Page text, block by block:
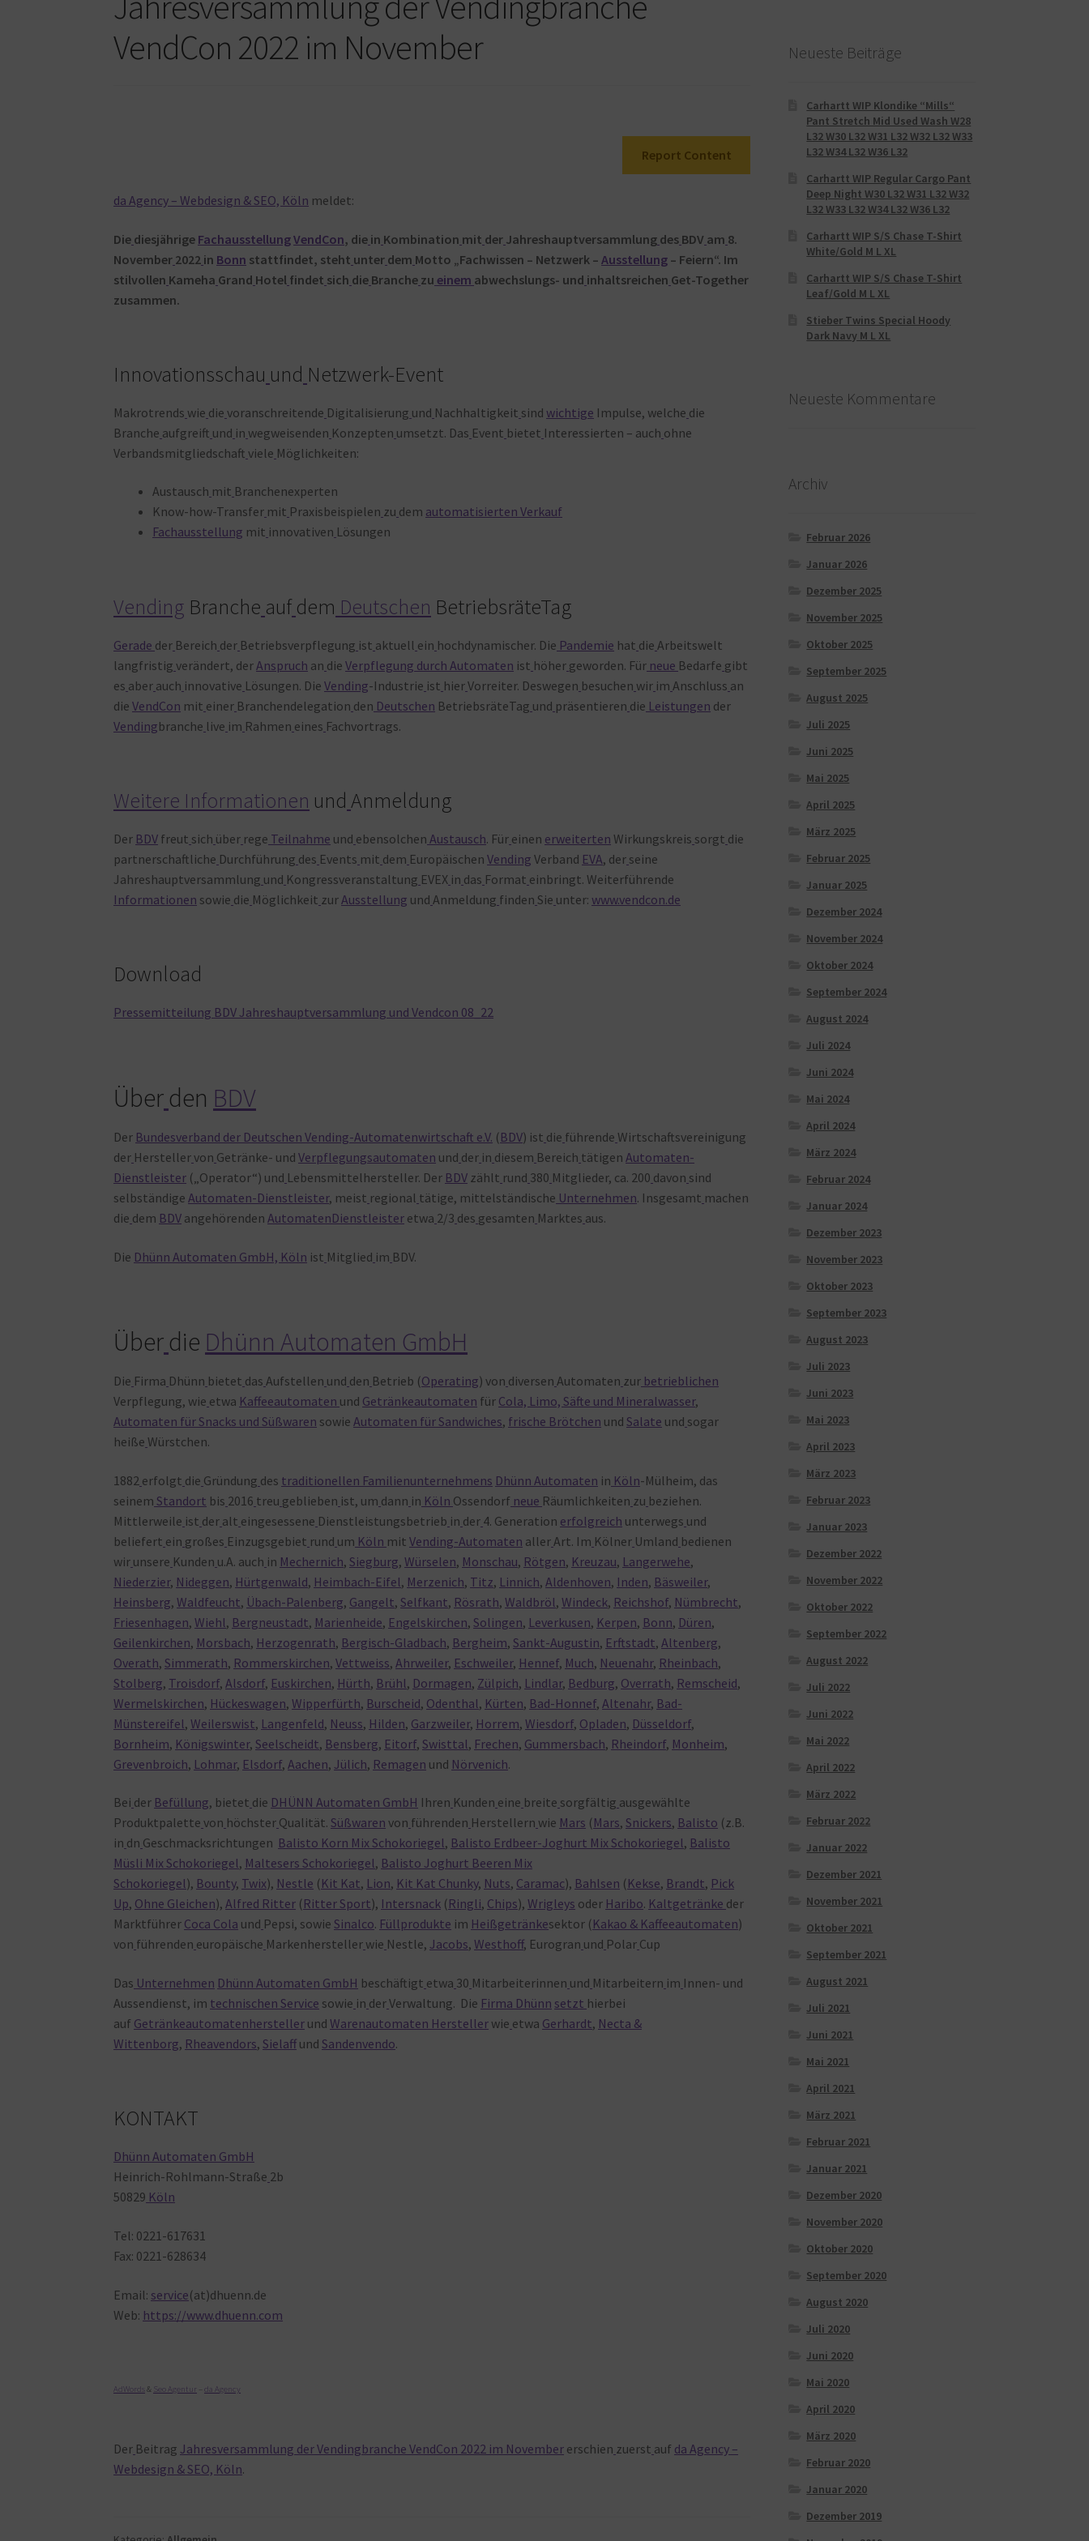
VendCon 2022 im November
Report Content
da Agency – Webdesign & SEO, Köln meldet:
Die diesjährige FachausstellungVendCon, die in Kombination mit der Jahreshauptversammlung des BDV am 8.
November 2022 in Bonn stattfindet, steht unter dem Motto „Fachwissen – Netzwerk –Ausstellung – Feiern“. Im
stilvollen Kameha Grand Hotel findet sich die Branche zu einem abwechslungs- und inhaltsreichen Get-Together
zusammen.
Innovationsschau und Netzwerk-Event
Makrotrends wie die voranschreitende Digitalisierung und Nachhaltigkeit sindwichtige Impulse, welche die
Branche aufgreift und in wegweisenden Konzepten umsetzt. Das Event bietet Interessierten – auch ohne
Verbandsmitgliedschaft viele Möglichkeiten:
Austausch mit Branchenexperten
Know-how-Transfer mit Praxisbeispielen zu dem automatisierten Verkauf
Fachausstellung mit innovativen Lösungen
Vending Branche auf dem Deutschen BetriebsräteTag
Gerade der Bereich der Betriebsverpflegung ist aktuell ein hochdynamischer. Die Pandemie hat die Arbeitswelt
langfristig verändert, derAnspruch an dieVerpflegung durch Automaten ist höher geworden. Für neue Bedarfe gibt
es aber auch innovative Lösungen. DieVending-Industrie ist hierVorreiter. Deswegen besuchen wir im Anschluss an
dieVendCon mit einer Branchendelegation den Deutschen BetriebsräteTag und präsentieren die Leistungen der
Vendingbranche live im Rahmen eines Fachvortrags.
Weitere Informationen und Anmeldung
Der BDV freut sich über rege Teilnahme und ebensolchen Austausch. Für einen erweiterten Wirkungskreis sorgt die
partnerschaftliche Durchführung des Events mit dem EuropäischenVending Verband EVA, der seine
Jahreshauptversammlung und Kongressveranstaltung EVEX in das Format einbringt. Weiterführende
Informationen sowie die Möglichkeit zurAusstellung und Anmeldung finden Sie unter:www.vendcon.de
Download
Pressemitteilung BDV Jahreshauptversammlung und Vendcon 08_22
Über den BDV
Der Bundesverband der Deutschen Vending-Automatenwirtschaft e.V. ( BDV) ist die führende Wirtschaftsvereinigung
der Herstellervon Getränke- undVerpflegungsautomaten und der in diesem Bereich tätigenAutomaten-
Dienstleister („Operator“) und Lebensmittelhersteller. Der BDV zählt rund 380 Mitglieder, ca. 200 davon sind
selbständigeAutomaten-Dienstleister, meist regional tätige, mittelständische Unternehmen. Insgesamt machen
die dem BDV angehörendenAutomatenDienstleister etwa 2/3 des gesamten Marktes aus.
Die Dhünn Automaten GmbH, Köln ist Mitglied im BDV.
Über die Dhünn Automaten GmbH
Die Firma Dhünn bietet das Aufstellen und den Betrieb (Operating) von diversen Automaten zur betrieblichen
Verpflegung, wie etwa Kaffeeautomaten und Getränkeautomaten für Cola, Limo, Säfte und Mineralwasser,
Automaten für Snacks und Süßwaren sowieAutomaten für Sandwiches, frische Brötchen undSalate und sogar
heiße Würstchen.
1882 erfolgt die Gründung des traditionellen Familienunternehmens Dhünn Automaten in Köln-Mülheim, das
seinem Standort bis 2016 treu geblieben ist, um dann in Köln Ossendorf neue Räumlichkeiten zu beziehen.
Mittlerweile ist der alt eingesessene Dienstleistungsbetrieb in der 4. Generation erfolgreich unterwegs und
beliefert ein großes Einzugsgebiet rund um Köln mitVending-Automaten aller Art. Im Kölner Umland bedienen
wir unsere Kunden u.A. auch in Mechernich,Siegburg,Würselen, Monschau, Rötgen, Kreuzau, Langerwehe,
Niederzier, Nideggen, Hürtgenwald, Heimbach-Eifel, Merzenich, Titz, Linnich,Aldenhoven, Inden, Bäsweiler,
Heinsberg,Waldfeucht, Übach-Palenberg, Gangelt,Selfkant, Rösrath,Waldbröl,Windeck, Reichshof, Nümbrecht,
Friesenhagen,Wiehl, Bergneustadt, Marienheide, Engelskirchen,Solingen, Leverkusen, Kerpen, Bonn, Düren,
Geilenkirchen, Morsbach, Herzogenrath, Bergisch-Gladbach, Bergheim,Sankt-Augustin, Erftstadt,Altenberg,
Overath,Simmerath, Rommerskirchen,Vettweiss,Ahrweiler, Eschweiler, Hennef, Much, Neuenahr, Rheinbach,
Stolberg, Troisdorf,Alsdorf, Euskirchen, Hürth, Brühl, Dormagen, Zülpich, Lindlar, Bedburg, Overrath, Remscheid,
Wermelskirchen, Hückeswagen,Wipperfürth, Burscheid, Odenthal, Kürten, Bad-Honnef,Altenahr, Bad-
Münstereifel,Weilerswist, Langenfeld, Neuss, Hilden, Garzweiler, Horrem,Wiesdorf, Opladen, Düsseldorf,
Bornheim, Königswinter,Seelscheidt, Bensberg, Eitorf,Swisttal, Frechen, Gummersbach, Rheindorf, Monheim,
Grevenbroich, Lohmar, Elsdorf,Aachen,Jülich, Remagen und Nörvenich.
Bei der Befüllung, bietet die DHÜNN Automaten GmbH Ihren Kunden eine breite sorgfältig ausgewählte
Produktpalette von höchster Qualität.Süßwaren von führenden Herstellern wie Mars ( Mars,Snickers, Balisto (z.B.
in dn Geschmacksrichtungen Balisto Korn Mix Schokoriegel, Balisto Erdbeer-Joghurt Mix Schokoriegel, Balisto
Müsli Mix Schokoriegel, Maltesers Schokoriegel, Balisto Joghurt Beeren Mix
Schokoriegel), Bounty, Twix), Nestle ( Kit Kat, Lion, Kit Kat Chunky, Nuts, Caramac), Bahlsen ( Kekse, Brandt, Pick
Up, Ohne Gleichen),Alfred Ritter ( Ritter Sport), Intersnack ( Ringli, Chips),Wrigleys oder Haribo. Kaltgetränke der
Marktführer Coca Cola und Pepsi, sowieSinalco. Füllprodukte im Heißgetränkesektor ( Kakao & Kaffeeautomaten)
von führenden europäische Markenhersteller wie Nestle,Jacobs,Westhoff, Eurogran und Polar Cup
Das Unternehmen Dhünn Automaten GmbH beschäftigt etwa 30 Mitarbeiterinnen und Mitarbeitern im Innen- und
Aussendienst, im technischen Service sowie in derVerwaltung. Die Firma Dhünn setzt hierbei
auf Getränkeautomatenhersteller undWarenautomaten Hersteller wie etwa Gerhardt, Necta &
Wittenborg, Rheavendors,Sielaff undSandenvendo.
KONTAKT
Dhünn Automaten GmbH
Heinrich-Rohlmann-Straße 2b
50829 Köln
Tel: 0221-617631
Fax: 0221-628634
Email: service(at)dhuenn.de
Web: https://www.dhuenn.com
AdWords& Seo Agentur –da Agency
Der BeitragJahresversammlung der Vendingbranche VendCon 2022 im November erschien zuerst auf da Agency –
Webdesign & SEO, Köln.
Neueste Beiträge
Carhartt WIP Klondike “Mills“
Pant Stretch Mid Used Wash W28
L32 W30 L32 W31 L32 W32 L32 W33
L32 W34 L32 W36 L32
Carhartt WIP Regular Cargo Pant
Deep Night W30 L32 W31 L32 W32
L32 W33 L32 W34 L32 W36 L32
Carhartt WIP S/S Chase T-Shirt
White/Gold M L XL
Carhartt WIP S/S Chase T-Shirt
Leaf/Gold M L XL
Stieber Twins Special Hoody
Dark Navy M L XL
Neueste Kommentare
Archiv
Februar 2026
Januar 2026
Dezember 2025
November 2025
Oktober 2025
September 2025
August 2025
Juli 2025
Juni 2025
Mai 2025
April 2025
März 2025
Februar 2025
Januar 2025
Dezember 2024
November 2024
Oktober 2024
September 2024
August 2024
Juli 2024
Juni 2024
Mai 2024
April 2024
März 2024
Februar 2024
Januar 2024
Dezember 2023
November 2023
Oktober 2023
September 2023
August 2023
Juli 2023
Juni 2023
Mai 2023
April 2023
März 2023
Februar 2023
Januar 2023
Dezember 2022
November 2022
Oktober 2022
September 2022
August 2022
Juli 2022
Juni 2022
Mai 2022
April 2022
März 2022
Februar 2022
Januar 2022
Dezember 2021
November 2021
Oktober 2021
September 2021
August 2021
Juli 2021
Juni 2021
Mai 2021
April 2021
März 2021
Februar 2021
Januar 2021
Dezember 2020
November 2020
Oktober 2020
September 2020
August 2020
Juli 2020
Juni 2020
Mai 2020
April 2020
März 2020
Februar 2020
Januar 2020
Dezember 2019